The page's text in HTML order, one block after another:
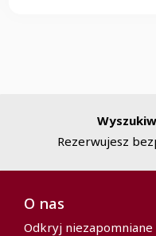
Rezerwujesz
O nas
Odkryj